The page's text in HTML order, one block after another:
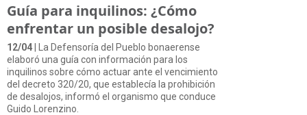
Guía para inquilinos: ¿Cómo
enfrentar un posible desalojo?
12/04 | La Defensoría del Pueblo bonaerense
elaboró una guía con información para los
inquilinos sobre cómo actuar ante el vencimiento
del decreto 320/20, que establecía la prohibición
de desalojos, informó el organismo que conduce
Guido Lorenzino.